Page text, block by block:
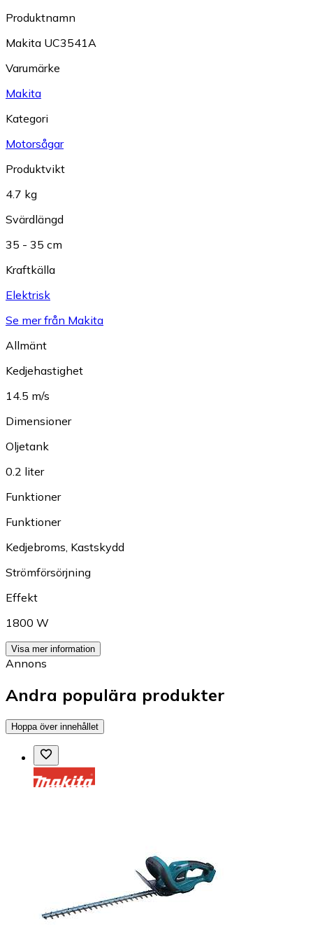
Produktnamn
Makita UC3541A
Varumärke
Makita
Kategori
Motorsågar
Produktvikt
4.7 kg
Svärdlängd
35 - 35 cm
Kraftkälla
Elektrisk
Se mer från Makita
Allmänt
Kedjehastighet
14.5 m/s
Dimensioner
Oljetank
0.2 liter
Funktioner
Funktioner
Kedjebroms Kastskydd
Strömförsörjning
Effekt
1800 W
Visa mer information
Annons
Andra populära produkter
Hoppa över innehållet